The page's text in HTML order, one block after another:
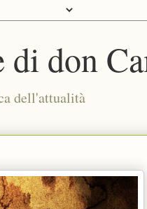
di don
dell'attualità